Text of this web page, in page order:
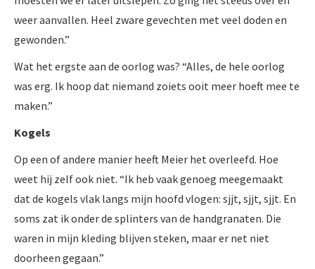
weer aanvallen. Heel zware gevechten met veel doden en
gewonden.”
Wat het ergste aan de oorlog was? “Alles, de hele oorlog
was erg. Ik hoop dat niemand zoiets ooit meer hoeft mee te
maken.”
Kogels
Op een of andere manier heeft Meier het overleefd. Hoe
weet hij zelf ook niet. “Ik heb vaak genoeg meegemaakt
dat de kogels vlak langs mijn hoofd vlogen: sjjt, sjjt, sjjt. En
soms zat ik onder de splinters van de handgranaten. Die
waren in mijn kleding blijven steken, maar er net niet
doorheen gegaan.”